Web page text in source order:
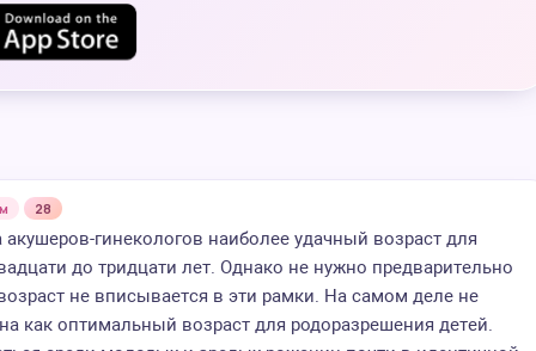
28
гинекологов наиболее удачный возраст для
до тридцати лет. Однако не нужно предварительно
не вписывается в эти рамки. На самом деле не
как оптимальный возраст для родоразрешения детей.